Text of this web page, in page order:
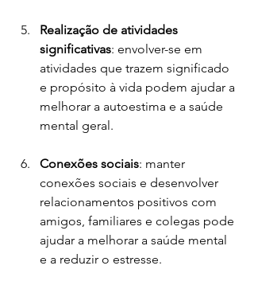
Realização de atividades
significativas: envolver-se em
atividades que trazem significado
e propósito à vida podem ajudar a
melhorar a autoestima e a saúde
mental geral.
Conexões sociais: manter
conexões sociais e desenvolver
relacionamentos positivos com
amigos, familiares e colegas pode
ajudar a melhorar a saúde mental
e a reduzir o estresse.